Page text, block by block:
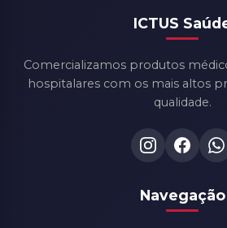
ICTUS
Comercializamos produtos
hospitalares com os mais altos
qualidade.
Navegação